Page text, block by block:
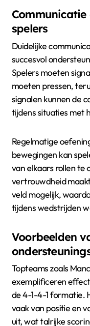
spelers
Duidelijke
succesvol
Spelers moeten
moeten pressen,
signalen kunnen de
tijdens situaties met
Regelmatige
bewegingen kan
van elkaars rollen te
vertrouwdheid
veld mogelijk,
tijdens wedstrijden
Voorbeelden
Topteams zoals
exemplificeren
de 4-1-4-1 formatie.
vaak van positie en
uit, wat talrijke